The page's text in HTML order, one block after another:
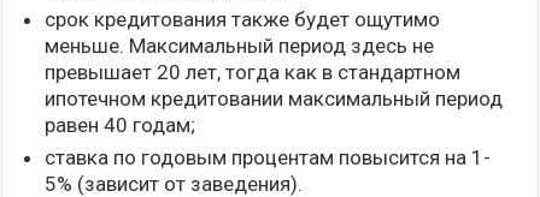
срок кредитования также будет ощутимо
меньше. Максимальный период здесь не
превышает 20 лет, тогда как в стандартном
ипотечном кредитовании максимальный период
равен 40 годам;
ставка по годовым процентам повысится на 1-
5% (зависит от заведения).